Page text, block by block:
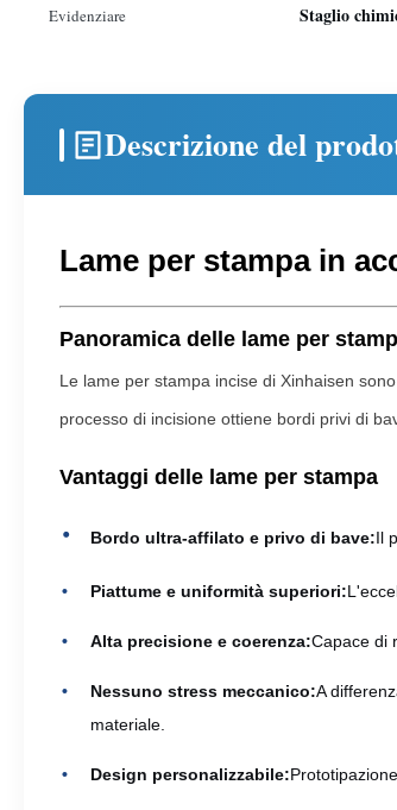
Evidenziare
Staglio
Descrizione del
Lame per stampa in
Panoramica delle lame per
Le lame per stampa incise di Xinhaisen
processo di incisione ottiene bordi privi di
Vantaggi delle lame per stampa
Bordo ultra-affilato e privo di bave:Il
Piattume e uniformità superiori:
Alta precisione e coerenza:Capace di
Nessuno stress meccanico:A
materiale.
Design personalizzabile: